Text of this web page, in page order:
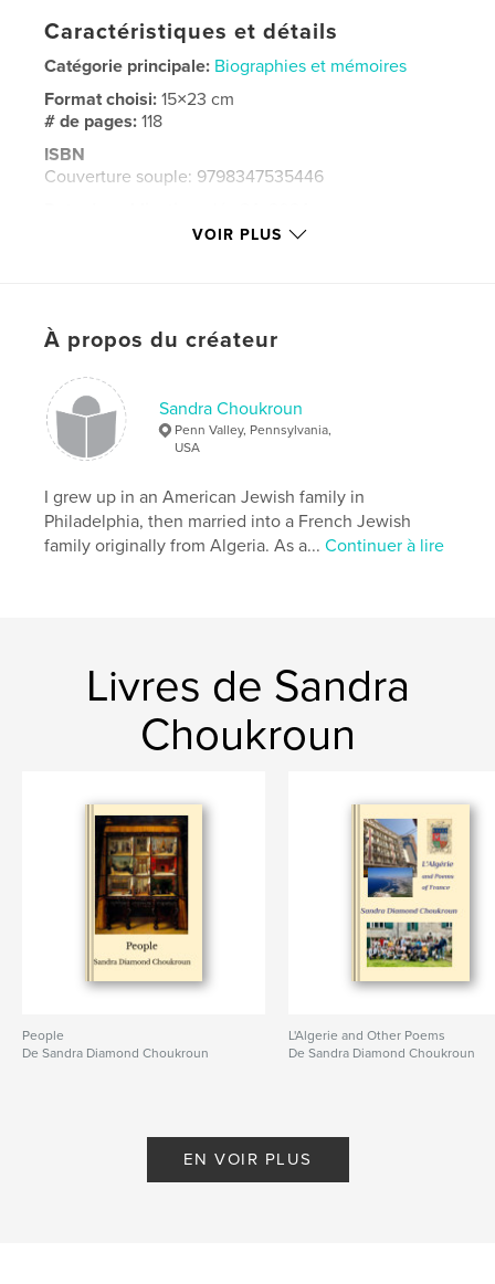
Caractéristiques et détails
Catégorie principale: Biographies et mémoires
Format choisi:15×23 cm
# de pages:118
ISBN
Couverture souple: 9798347535446
France , Miracles
VOIR PLUS
À propos du créateur
Sandra Choukroun
Penn Valley, Pennsylvania,
USA
I grew up in an American Jewish family in
Philadelphia, then married into a French Jewish
family originally from Algeria. As a...Continuer à lire
Livres de Sandra
Choukroun
People
De Sandra Diamond Choukroun
L'Algerie and Other Poems
De Sandra Diamond Choukroun
EN VOIR PLUS